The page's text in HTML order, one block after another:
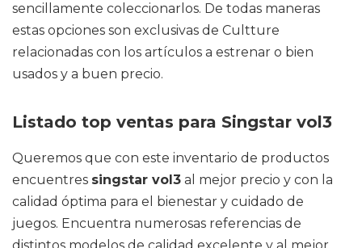
sencillamente coleccionarlos. De todas maneras
estas opciones son exclusivas de Cultture
relacionadas con los artículos a estrenar o bien
usados y a buen precio.
Listado top ventas para Singstar vol3
Queremos que con este inventario de productos
encuentres singstar vol3 al mejor precio y con la
calidad óptima para el bienestar y cuidado de
juegos. Encuentra numerosas referencias de